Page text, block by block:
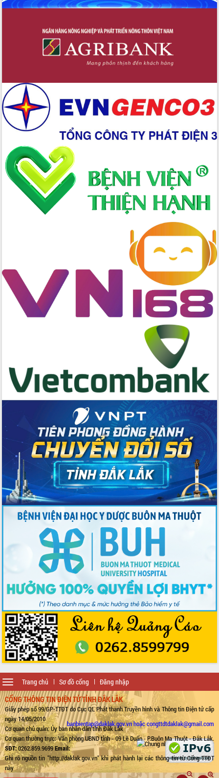
Trang chủ Sơ đồ cổng Đăng nhập
Toggle
navigation
CỔNG THÔNG TIN ĐIỆN TỬ TỈNH ĐẮK LẮK
Giấy phép số 99/GP-TTĐT do Cục QL Phát thanh Truyền hình và Thông tin Điện tử cấp
ngày 14/05/2010
Cơ quan chủ quản: Ủy ban nhân dân tỉnh Đắk Lắk
Cơ quan thường trực: Văn phòng UBND tỉnh - 09 Lê Duẩn - P.Buôn Ma Thuột - Đắk Lắk.
SĐT:0262.859.9699Email:
banbientap@daklak.gov.vn hoặc congttdtdaklak@gmail.com
Ghi rõ nguồn tin "http://daklak.gov.vn" khi phát hành lại các thông tin từ Cổng TTĐT
này